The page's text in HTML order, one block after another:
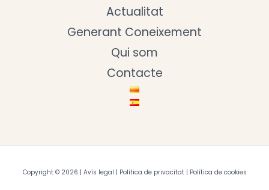
Actualitat
Generant Coneixement
Qui som
Contacte
Copyright © 2026 | Avís legal | Política de privacitat| Política de cookies